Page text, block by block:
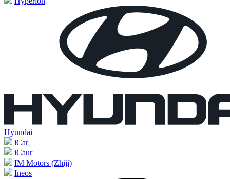
Hyundai
iCar
iCaur
IM Motors (Zhiji)
Ineos